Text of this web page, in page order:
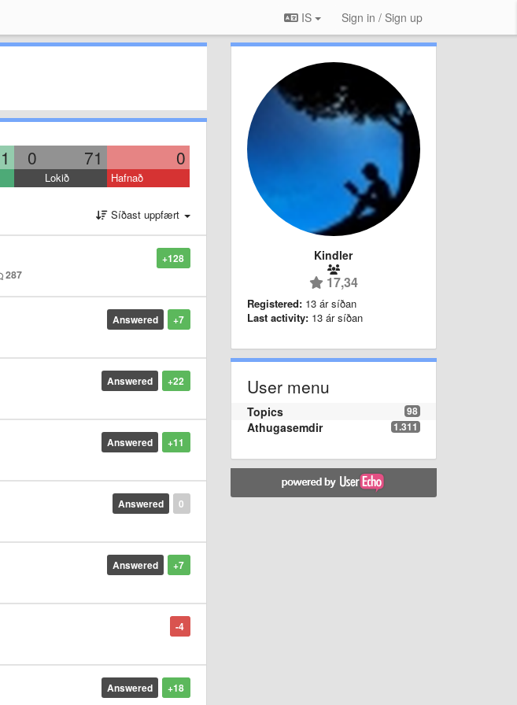
IS Sign in / Sign up
1 0 71 0
Lokið Hafnað
Síðast uppfært
+128
287
+7
Answered
+22
Answered
+11
Answered
0
Answered
+7
Answered
-4
+18
Answered
Kindler
17,34
Registered: 13 ár síðan
Last activity: 13 ár síðan
User menu
98
Topics
1.311
Athugasemdir